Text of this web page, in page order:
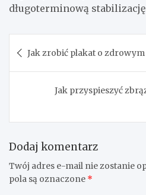
długoterminową
wpisu
Jak zrobić plakat o
Jak przyspieszyć
Dodaj komentarz
Twój adres e-mail nie zostanie
pola są oznaczone *